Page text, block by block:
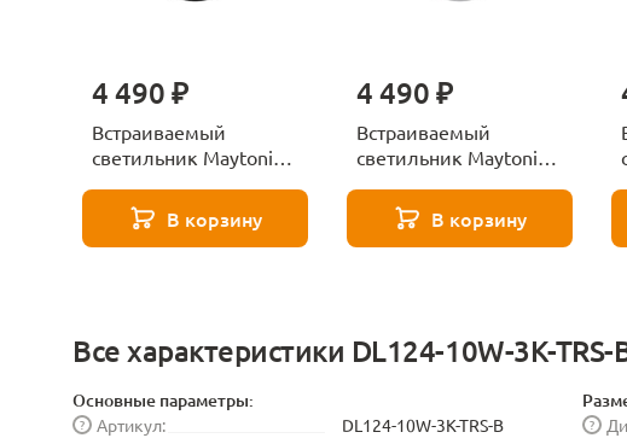
4 490 ₽
Встраиваемый
светильник Maytoni
В корзину
4 490 ₽
Встраиваемый
светильник Maytoni
В корзину
Все характеристики DL124-10W-3K-TRS-
Основные параметры:
Артикул:
?
DL124-10W-3K-TRS-B
?